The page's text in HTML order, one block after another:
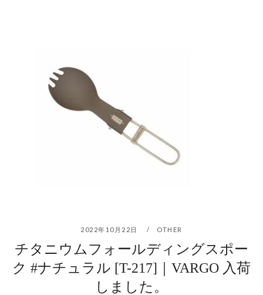
2022年10月22日 OTHER
チタニウムフォールディングスポー
ク #ナチュラル [T-217]｜VARGO 入荷
しました。